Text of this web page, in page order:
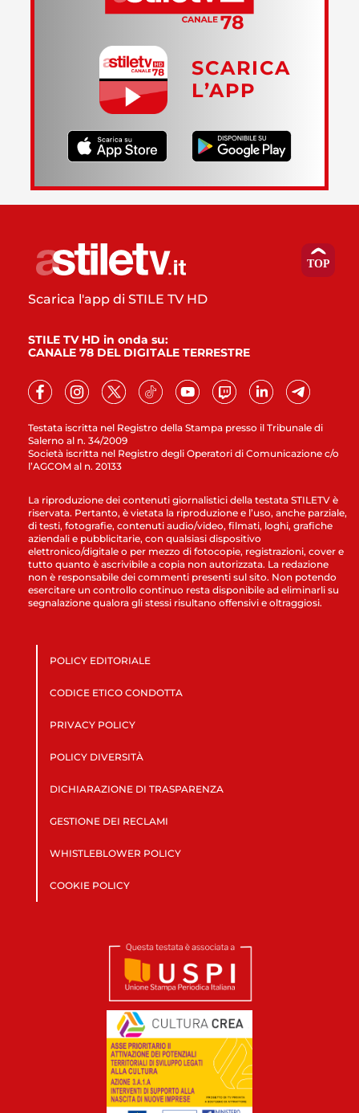
SCARICA
L’APP
Testata iscritta nel Registro della Stampa presso il Tribunale di
Salerno al n. 34/2009
Società iscritta nel Registro degli Operatori di Comunicazione c/o
l’AGCOM al n. 20133
Scarica l'app di STILE TV HD
STILE TV HD in onda su:
CANALE 78 DEL DIGITALE TERRESTRE
La riproduzione dei contenuti giornalistici della testata STILETV è
riservata. Pertanto, è vietata la riproduzione e l’uso, anche parziale,
di testi, fotografie, contenuti audio/video, filmati, loghi, grafiche
aziendali e pubblicitarie, con qualsiasi dispositivo
elettronico/digitale o per mezzo di fotocopie, registrazioni, cover e
tutto quanto è ascrivibile a copia non autorizzata. La redazione
non è responsabile dei commenti presenti sul sito. Non potendo
esercitare un controllo continuo resta disponibile ad eliminarli su
segnalazione qualora gli stessi risultano offensivi e oltraggiosi.
POLICY EDITORIALE
CODICE ETICO CONDOTTA
PRIVACY POLICY
POLICY DIVERSITÀ
DICHIARAZIONE DI TRASPARENZA
GESTIONE DEI RECLAMI
WHISTLEBLOWER POLICY
COOKIE POLICY